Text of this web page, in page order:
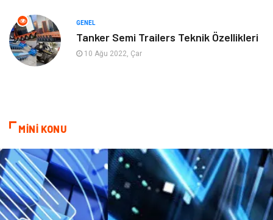
Aksesuar
Astroloji
GENEL
Tanker Semi Trailers Teknik Özellikleri
10 Ağu 2022, Çar
MİNİ KONU